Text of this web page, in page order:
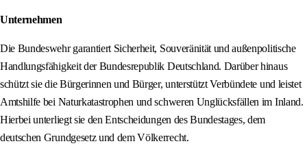
Unternehmen
Die Bundeswehr garantiert Sicherheit, Souveränität und außenpolitische
Handlungsfähigkeit der Bundesrepublik Deutschland. Darüber hinaus
schützt sie die Bürgerinnen und Bürger, unterstützt Verbündete und leistet
Amtshilfe bei Naturkatastrophen und schweren Unglücksfällen im Inland.
Hierbei unterliegt sie den Entscheidungen des Bundestages, dem
deutschen Grundgesetz und dem Völkerrecht.